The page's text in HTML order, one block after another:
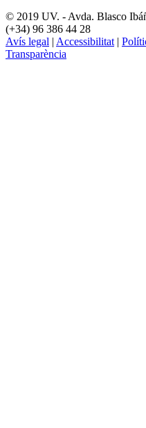
© 2019 UV. - Avda. Blasco
(+34) 96 386 44 28
Avís legal Accessibilitat|
Transparència